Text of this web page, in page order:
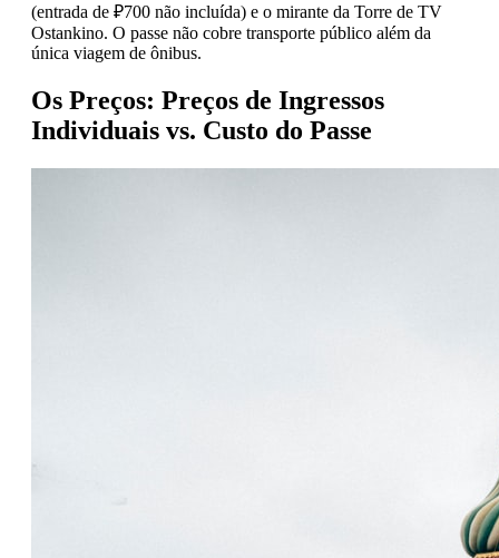
(entrada de ₽700 não incluída) e o mirante da Torre de TV
Ostankino. O passe não cobre transporte público além da
única viagem de ônibus.
Os Preços: Preços de Ingressos
Individuais vs. Custo do Passe